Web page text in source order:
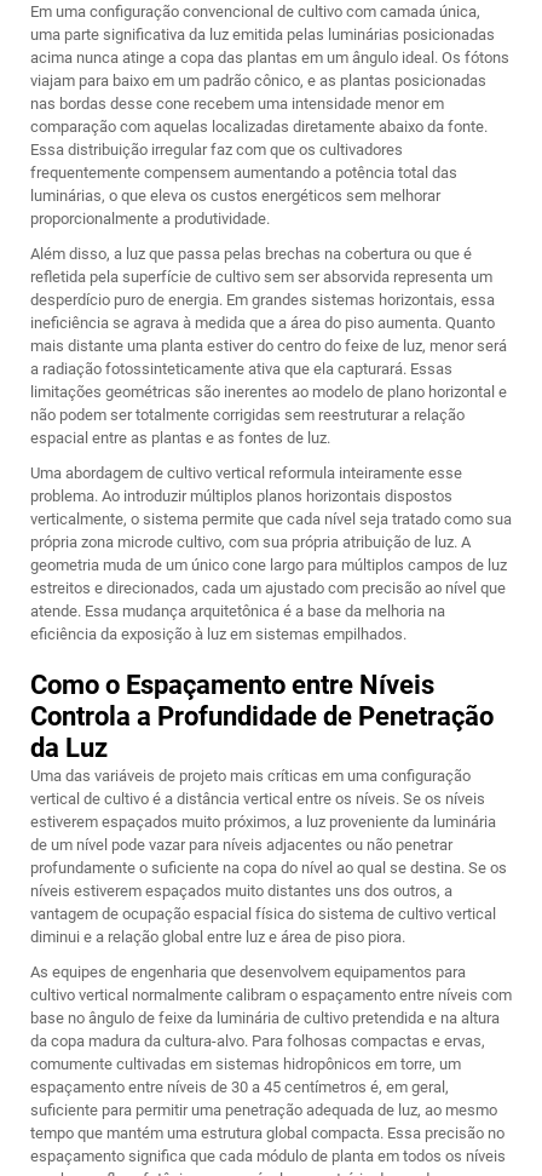
Em uma configuração convencional de cultivo com camada única,
uma parte significativa da luz emitida pelas luminárias posicionadas
acima nunca atinge a copa das plantas em um ângulo ideal. Os fótons
viajam para baixo em um padrão cônico, e as plantas posicionadas
nas bordas desse cone recebem uma intensidade menor em
comparação com aquelas localizadas diretamente abaixo da fonte.
Essa distribuição irregular faz com que os cultivadores
frequentemente compensem aumentando a potência total das
luminárias, o que eleva os custos energéticos sem melhorar
proporcionalmente a produtividade.
Além disso, a luz que passa pelas brechas na cobertura ou que é
refletida pela superfície de cultivo sem ser absorvida representa um
desperdício puro de energia. Em grandes sistemas horizontais, essa
ineficiência se agrava à medida que a área do piso aumenta. Quanto
mais distante uma planta estiver do centro do feixe de luz, menor será
a radiação fotossinteticamente ativa que ela capturará. Essas
limitações geométricas são inerentes ao modelo de plano horizontal e
não podem ser totalmente corrigidas sem reestruturar a relação
espacial entre as plantas e as fontes de luz.
Uma abordagem de cultivo vertical reformula inteiramente esse
problema. Ao introduzir múltiplos planos horizontais dispostos
verticalmente, o sistema permite que cada nível seja tratado como sua
própria zona microde cultivo, com sua própria atribuição de luz. A
geometria muda de um único cone largo para múltiplos campos de luz
estreitos e direcionados, cada um ajustado com precisão ao nível que
atende. Essa mudança arquitetônica é a base da melhoria na
eficiência da exposição à luz em sistemas empilhados.
Como o Espaçamento entre Níveis
Controla a Profundidade de Penetração
da Luz
Uma das variáveis de projeto mais críticas em uma configuração
vertical de cultivo é a distância vertical entre os níveis. Se os níveis
estiverem espaçados muito próximos, a luz proveniente da luminária
de um nível pode vazar para níveis adjacentes ou não penetrar
profundamente o suficiente na copa do nível ao qual se destina. Se os
níveis estiverem espaçados muito distantes uns dos outros, a
vantagem de ocupação espacial física do sistema de cultivo vertical
diminui e a relação global entre luz e área de piso piora.
As equipes de engenharia que desenvolvem equipamentos para
cultivo vertical normalmente calibram o espaçamento entre níveis com
base no ângulo de feixe da luminária de cultivo pretendida e na altura
da copa madura da cultura-alvo. Para folhosas compactas e ervas,
comumente cultivadas em sistemas hidropônicos em torre, um
espaçamento entre níveis de 30 a 45 centímetros é, em geral,
suficiente para permitir uma penetração adequada de luz, ao mesmo
tempo que mantém uma estrutura global compacta. Essa precisão no
espaçamento significa que cada módulo de planta em todos os níveis